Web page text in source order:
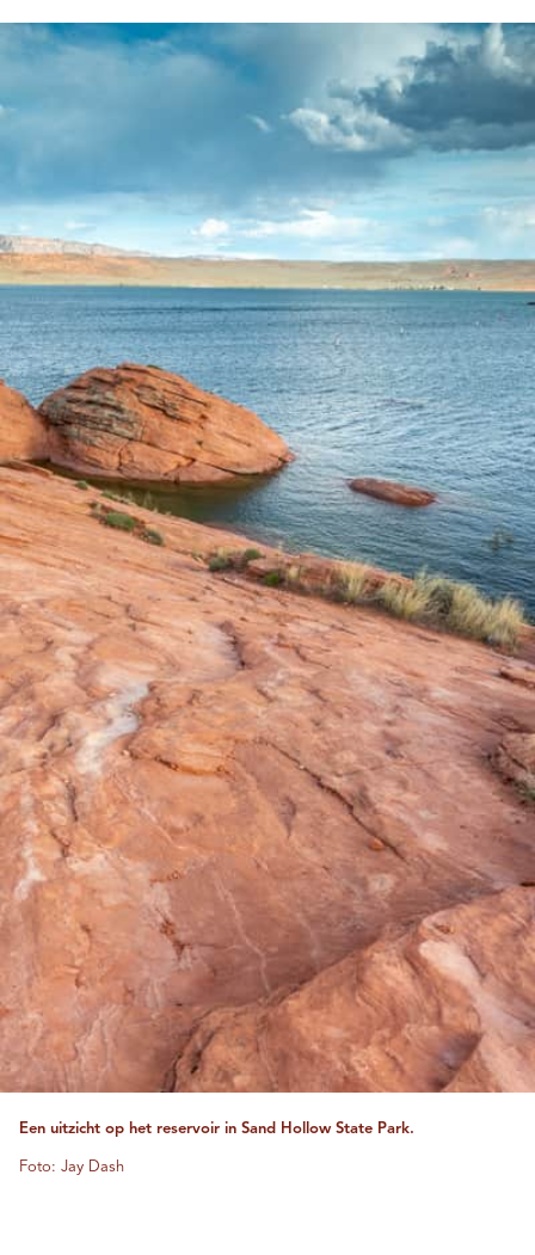
Een uitzicht op het reservoir in Sand Hollow State Park.
Foto: Jay Dash